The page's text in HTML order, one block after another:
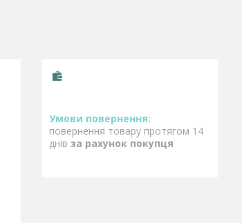
повернення товару протягом 14
днів за рахунок покупця